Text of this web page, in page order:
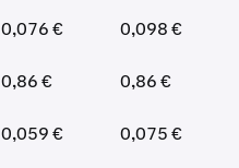
0,076 € 0,098 €
0,86 € 0,86 €
0,059 € 0,075 €